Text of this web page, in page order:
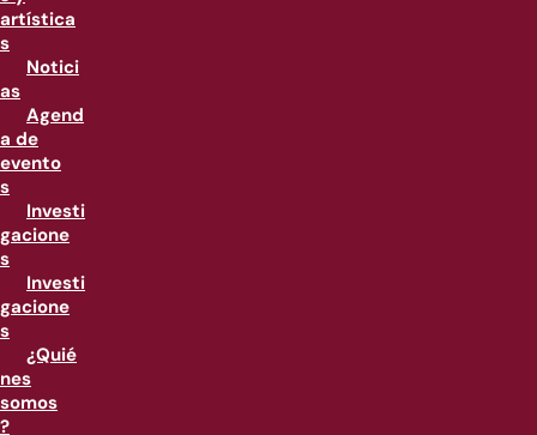
artística
s
Notici
as
Agend
a de
evento
s
Investi
gacione
s
Investi
gacione
s
¿Quié
nes
somos
?